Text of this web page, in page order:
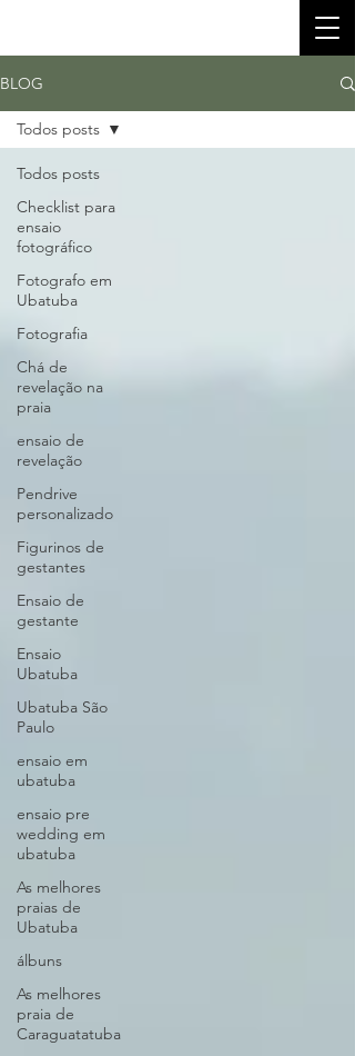
BLOG
Todos posts
Checklist para
ensaio
fotográfico
Fotografo em
Ubatuba
Fotografia
Chá de
revelação na
praia
ensaio de
revelação
Pendrive
personalizado
Figurinos de
gestantes
Ensaio de
gestante
Ensaio
Ubatuba
Ubatuba São
Paulo
ensaio em
ubatuba
ensaio pre
wedding em
ubatuba
As melhores
praias de
Ubatuba
álbuns
As melhores
praia de
Caraguatatuba
Todos posts